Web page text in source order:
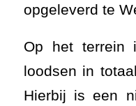
opgeleverd te
Op het terrein
loodsen in
Hierbij is een